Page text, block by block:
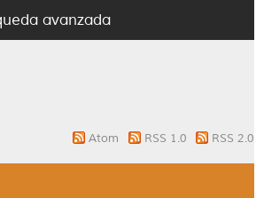
avanzada
Atom RSS 1.0 RSS 2.0